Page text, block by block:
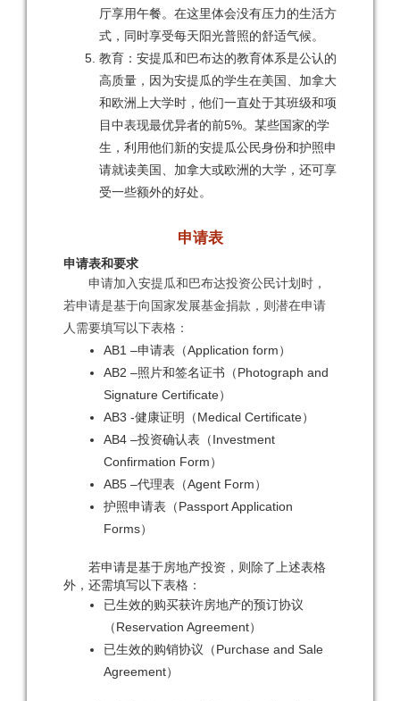
厅享用午餐。在这里体会没有压力的生活方
式，同时享受每天阳光普照的舒适气候。
教育：安提瓜和巴布达的教育体系是公认的
高质量，因为安提瓜的学生在美国、加拿大
和欧洲上大学时，他们一直处于其班级和项
目中表现最优异者的前5%。某些国家的学
生，利用他们新的安提瓜公民身份和护照申
请就读美国、加拿大或欧洲的大学，还可享
受一些额外的好处。
申请表
申请表和要求
申请加入安提瓜和巴布达投资公民计划时，
若申请是基于向国家发展基金捐款，则潜在申请
人需要填写以下表格：
AB1 –申请表（Application form）
AB2 –照片和签名证书（Photograph and
Signature Certificate）
AB3 -健康证明（Medical Certificate）
AB4 –投资确认表（Investment
Confirmation Form）
AB5 –代理表（Agent Form）
护照申请表（Passport Application
Forms）
若申请是基于房地产投资，则除了上述表格
外，还需填写以下表格：
已生效的购买获许房地产的预订协议
（Reservation Agreement）
已生效的购销协议（Purchase and Sale
Agreement）